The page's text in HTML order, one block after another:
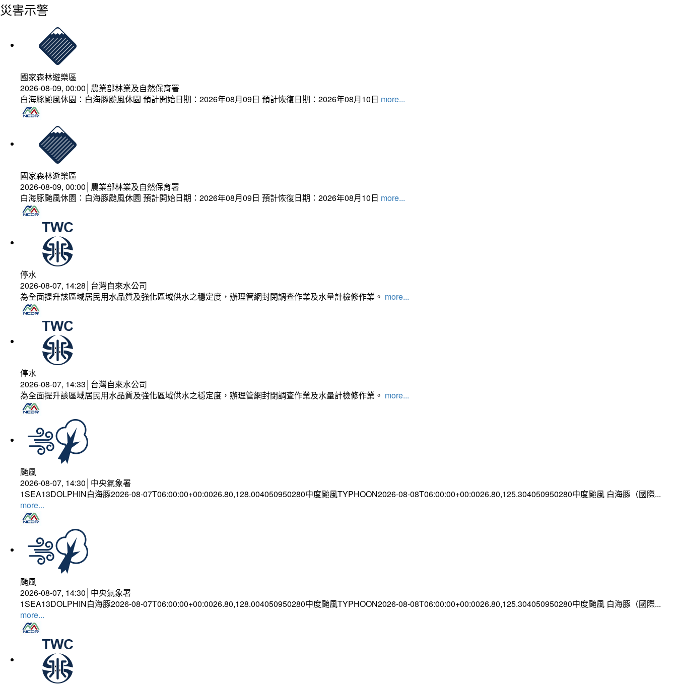
災害示警
國家森林遊樂區
2026-08-09, 00:00│農業部林業及自然保育署
白海豚颱風休園：白海豚颱風休園 預計開始日期：2026年08月09日 預計恢復日期：2026年08月10日 more...
國家森林遊樂區
2026-08-09, 00:00│農業部林業及自然保育署
白海豚颱風休園：白海豚颱風休園 預計開始日期：2026年08月09日 預計恢復日期：2026年08月10日 more...
停水
2026-08-07, 14:28│台灣自來水公司
為全面提升該區域居民用水品質及強化區域供水之穩定度，辦理管網封閉調查作業及水量計檢修作業。 more...
停水
2026-08-07, 14:33│台灣自來水公司
為全面提升該區域居民用水品質及強化區域供水之穩定度，辦理管網封閉調查作業及水量計檢修作業。 more...
颱風
2026-08-07, 14:30│中央氣象署
1SEA13DOLPHIN白海豚2026-08-07T06:00:00+00:0026.80,128.004050950280中度颱風TYPHOON2026-08-08T06:00:00+00:0026.80,125.304050950280中度颱風 白海豚（國際...
more...
颱風
2026-08-07, 14:30│中央氣象署
1SEA13DOLPHIN白海豚2026-08-07T06:00:00+00:0026.80,128.004050950280中度颱風TYPHOON2026-08-08T06:00:00+00:0026.80,125.304050950280中度颱風 白海豚（國際...
more...